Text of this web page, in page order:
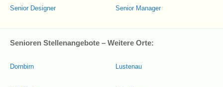
Senior Designer Senior Manager
Senioren Stellenangebote – Weitere Orte:
Dornbirn Lustenau